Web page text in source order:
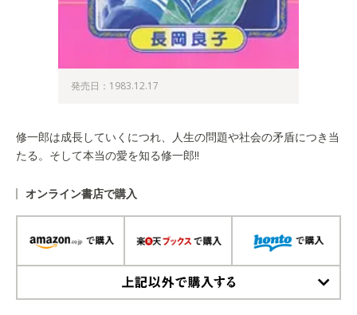
発売日：1983.12.17
修一郎は成長していくにつれ、人生の問題や社会の矛盾につき当
たる。そして本当の愛を知る修一郎!!
オンライン書店で購入